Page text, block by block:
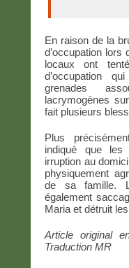
En raison de la
d’occupation lors
locaux ont
d’occupation
grenades
lacrymogènes
fait plusieurs
Plus
indiqué que les
irruption au
physiquement
de sa famille.
également
Maria et détruit
Article original
Traduction MR